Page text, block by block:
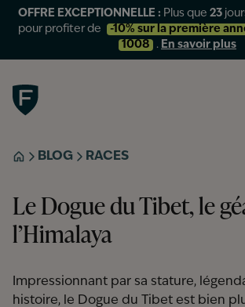
OFFRE EXCEPTIONNELLE : Plus que 23
pour profiter de
-10% sur la première
1008
. En savoir plus
Figo
ACCUEIL
BLOG RACES
Le Dogue du Tibet, le
l’Himalaya
Impressionnant par sa stature,
histoire, le Dogue du Tibet est bien